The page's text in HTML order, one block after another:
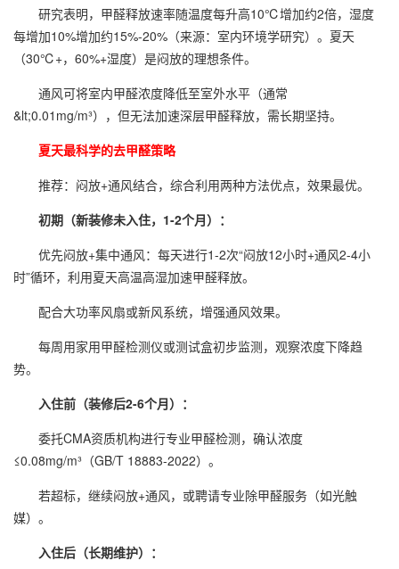
研究表明，甲醛释放速率随温度每升高10℃增加约2倍，湿度
每增加10%增加约15%-20%（来源：室内环境学研究）。夏天
（30℃+，60%+湿度）是闷放的理想条件。
通风可将室内甲醛浓度降低至室外水平（通常
&lt;0.01mg/m³），但无法加速深层甲醛释放，需长期坚持。
夏天最科学的去甲醛策略
推荐：闷放+通风结合，综合利用两种方法优点，效果最优。
初期（新装修未入住，1-2个月）：
优先闷放+集中通风：每天进行1-2次“闷放12小时+通风2-4小
时”循环，利用夏天高温高湿加速甲醛释放。
配合大功率风扇或新风系统，增强通风效果。
每周用家用甲醛检测仪或测试盒初步监测，观察浓度下降趋
势。
入住前（装修后2-6个月）：
委托CMA资质机构进行专业甲醛检测，确认浓度
≤0.08mg/m³（GB/T 18883-2022）。
若超标，继续闷放+通风，或聘请专业除甲醛服务（如光触
媒）。
入住后（长期维护）：